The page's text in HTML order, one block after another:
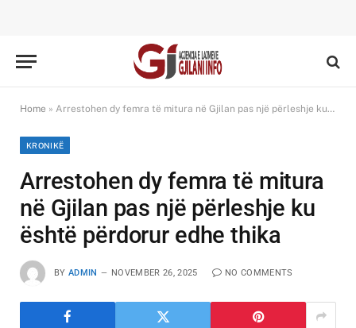
Home » Arrestohen dy femra të mitura në Gjilan pas një përleshje ku është përdorur edhe thika
KRONIKË
Arrestohen dy femra të mitura
në Gjilan pas një përleshje ku
është përdorur edhe thika
BY ADMIN NOVEMBER 26, 2025 NO COMMENTS